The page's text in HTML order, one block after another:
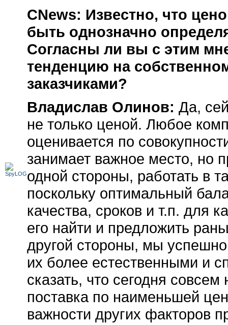
CNews: Известно, что
быть однозначно
Согласны ли вы с этим
тенденцию на
заказчиками?
Владислав Олинов: Да,
не только ценой. Любое
оценивается по
занимает важное место, но
одной стороны, работать в
поскольку оптимальный
качества, сроков и т.п. для
его найти и предложить
другой стороны, мы
их более естественными и
сказать, что сегодня
поставка по наименьшей
важности других факторов